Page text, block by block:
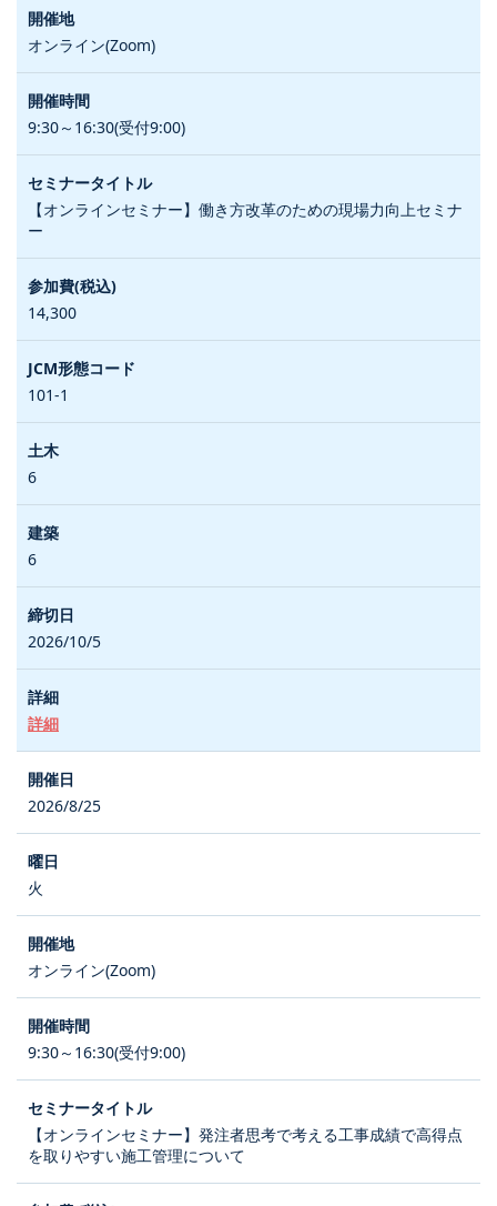
オンライン(Zoom)
9:30～16:30(受付9:00)
【オンラインセミナー】働き方改革のための現場力向上セミナ
ー
14,300
101-1
6
6
2026/10/5
詳細
2026/8/25
火
オンライン(Zoom)
9:30～16:30(受付9:00)
【オンラインセミナー】発注者思考で考える工事成績で高得点
を取りやすい施工管理について